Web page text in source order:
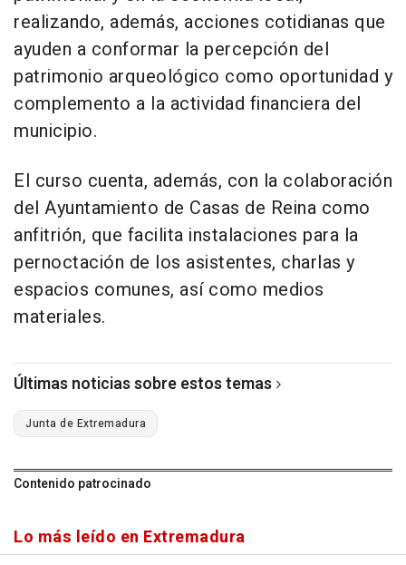
realizando, además, acciones cotidianas que
ayuden a conformar la percepción del
patrimonio arqueológico como oportunidad y
complemento a la actividad financiera del
municipio.
El curso cuenta, además, con la colaboración
del Ayuntamiento de Casas de Reina como
anfitrión, que facilita instalaciones para la
pernoctación de los asistentes, charlas y
espacios comunes, así como medios
materiales.
Últimas noticias sobre estos temas
Junta de Extremadura
Contenido patrocinado
Lo más leído en Extremadura